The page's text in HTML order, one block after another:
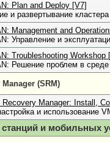
Plan and Deploy [V7]
и развертывание
Management and
Управление и
Troubleshooting Workshop
Решение проблем в
(SRM)
Manager: Install,
и использование
и мобильных